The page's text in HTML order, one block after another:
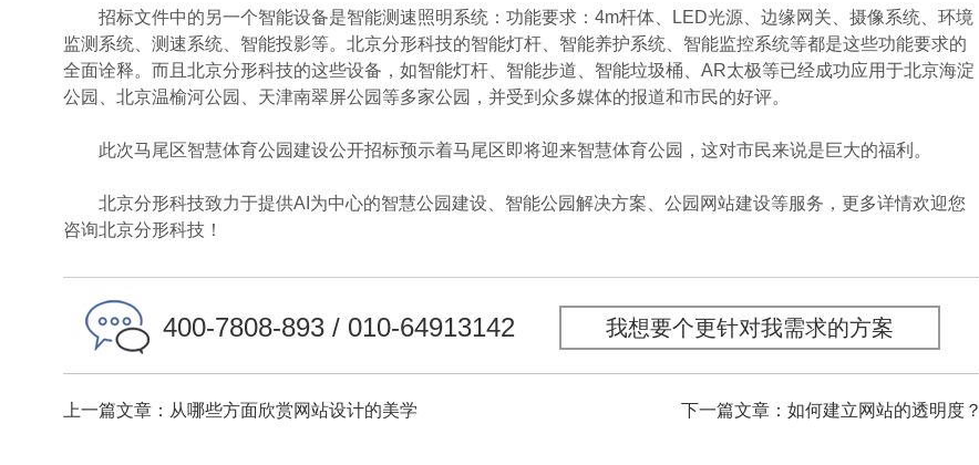
招标文件中的另一个智能设备是智能测速照明系统：功能要求：4m杆体、LED光源、边缘网关、摄像系统、环境
监测系统、测速系统、智能投影等。北京分形科技的智能灯杆、智能养护系统、智能监控系统等都是这些功能要求的
全面诠释。而且北京分形科技的这些设备，如智能灯杆、智能步道、智能垃圾桶、AR太极等已经成功应用于北京海淀
公园、北京温榆河公园、天津南翠屏公园等多家公园，并受到众多媒体的报道和市民的好评。
此次马尾区智慧体育公园建设公开招标预示着马尾区即将迎来智慧体育公园，这对市民来说是巨大的福利。
北京分形科技致力于提供AI为中心的智慧公园建设、智能公园解决方案、公园网站建设等服务，更多详情欢迎您
咨询北京分形科技！
400-7808-893 / 010-64913142 我想要个更针对我需求的方案
上一篇文章：从哪些方面欣赏网站设计的美学 下一篇文章：如何建立网站的透明度？